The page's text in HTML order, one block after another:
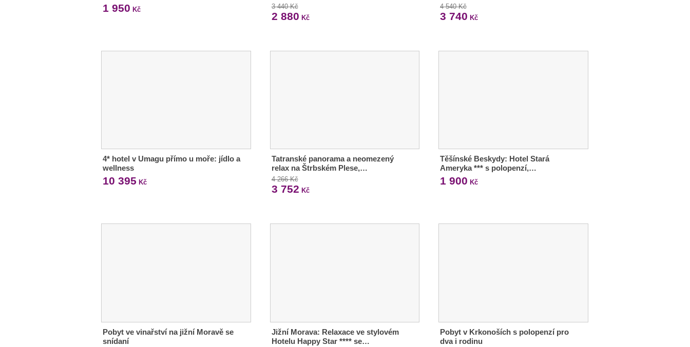
1 950 Kč 3 440 Kč
2 880 Kč
4 540 Kč
3 740 Kč
4* hotel v Umagu přímo u moře: jídlo a
wellness
10 395 Kč
Tatranské panorama a neomezený
relax na Štrbském Plese,…
4 266 Kč
3 752 Kč
Těšínské Beskydy: Hotel Stará
Ameryka *** s polopenzí,…
1 900 Kč
Pobyt ve vinařství na jižní Moravě se
snídaní
Jižní Morava: Relaxace ve stylovém
Hotelu Happy Star **** se…
Pobyt v Krkonoších s polopenzí pro
dva i rodinu